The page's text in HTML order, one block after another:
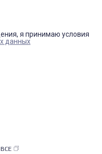
я принимаю условия
данных